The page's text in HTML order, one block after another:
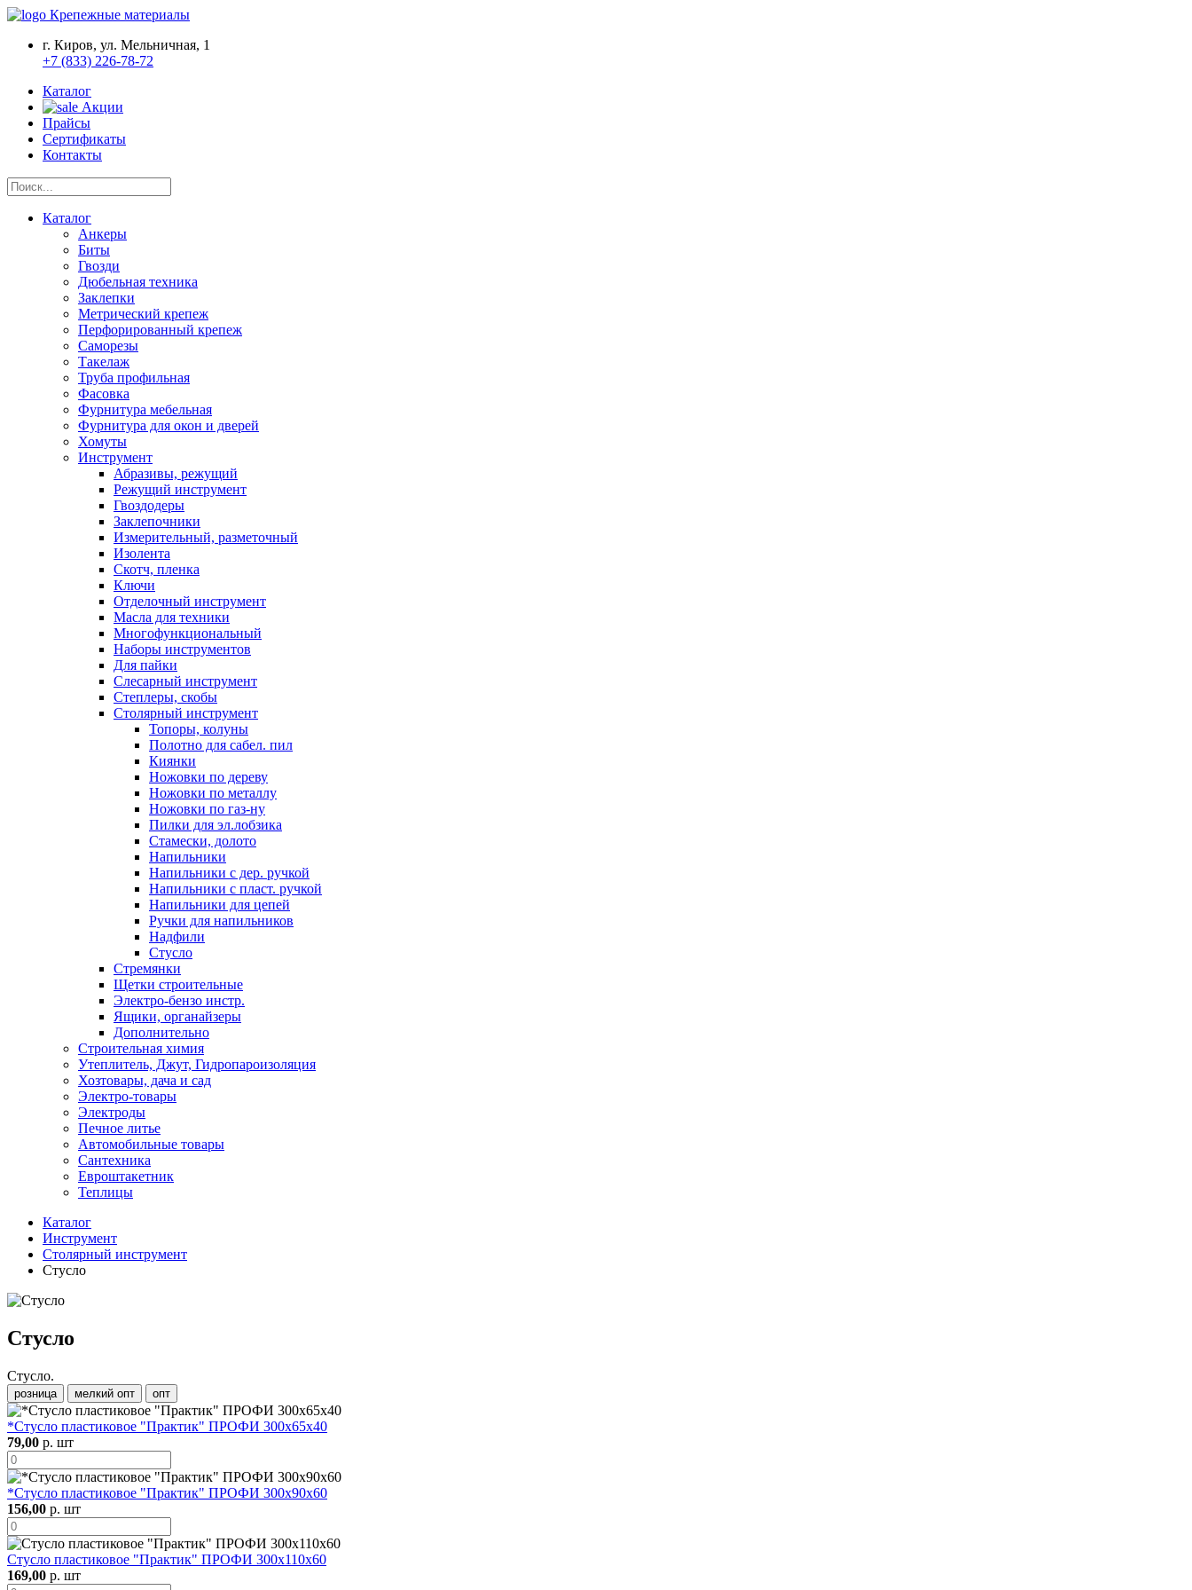
Крепежные материалы
г. Киров, ул. Мельничная, 1
+7 (833) 226-78-72
Каталог
Акции
Прайсы
Сертификаты
Контакты
Каталог
Анкеры
Биты
Гвозди
Дюбельная техника
Заклепки
Метрический крепеж
Перфорированный крепеж
Саморезы
Такелаж
Труба профильная
Фасовка
Фурнитура мебельная
Фурнитура для окон и дверей
Хомуты
Инструмент
Абразивы, режущий
Режущий инструмент
Гвоздодеры
Заклепочники
Измерительный, разметочный
Изолента
Скотч, пленка
Ключи
Отделочный инструмент
Масла для техники
Многофункциональный
Наборы инструментов
Для пайки
Слесарный инструмент
Степлеры, скобы
Столярный инструмент
Топоры, колуны
Полотно для сабел. пил
Киянки
Ножовки по дереву
Ножовки по металлу
Ножовки по газ-ну
Пилки для эл.лобзика
Стамески, долото
Напильники
Напильники с дер. ручкой
Напильники с пласт. ручкой
Напильники для цепей
Ручки для напильников
Надфили
Стусло
Стремянки
Щетки строительные
Электро-бензо инстр.
Ящики, органайзеры
Дополнительно
Строительная химия
Утеплитель, Джут, Гидропароизоляция
Хозтовары, дача и сад
Электро-товары
Электроды
Печное литье
Автомобильные товары
Сантехника
Евроштакетник
Теплицы
Каталог
Инструмент
Столярный инструмент
Стусло
Стусло
Стусло.
розница мелкий опт опт
*Стусло пластиковое "Практик" ПРОФИ 300х65х40
79,00 р. шт
*Стусло пластиковое "Практик" ПРОФИ 300х90х60
156,00 р. шт
Стусло пластиковое "Практик" ПРОФИ 300х110х60
169,00 р. шт